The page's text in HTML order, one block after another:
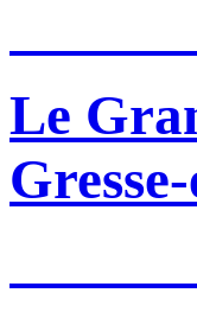
Le